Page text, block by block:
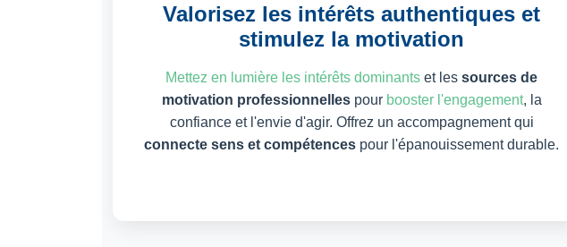
Valorisez les intérêts authentiques et
stimulez la motivation
Mettez en lumière les intérêts dominants et les sources de
motivation professionnellespour booster l'engagement, la
confiance et l'envie d'agir. Offrez un accompagnement qui
connecte sens et compétences pour l'épanouissement durable.